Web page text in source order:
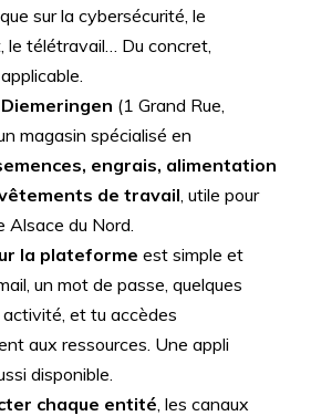
sur la cybersécurité, le
le télétravail… Du concret,
(1 Grand Rue,
magasin spécialisé en
engrais, alimentation
de travail, utile pour
Alsace du Nord.
la plateforme est simple et
un mot de passe, quelques
et tu accèdes
aux ressources. Une appli
disponible.
chaque entité, les canaux